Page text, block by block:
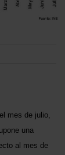
mes de julio,
una
al mes de